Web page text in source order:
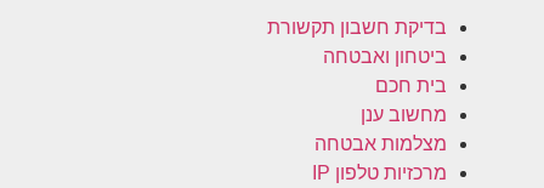
בדיקת חשבון תקשורת
ביטחון ואבטחה
בית חכם
מחשוב ענן
מצלמות אבטחה
מרכזיות טלפון IP